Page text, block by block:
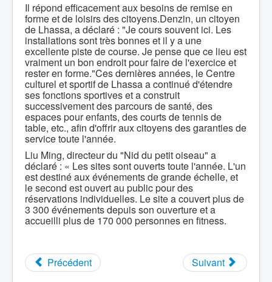
Il répond efficacement aux besoins de remise en
forme et de loisirs des citoyens.Denzin, un citoyen
de Lhassa, a déclaré : "Je cours souvent ici. Les
installations sont très bonnes et il y a une
excellente piste de course. Je pense que ce lieu est
vraiment un bon endroit pour faire de l'exercice et
rester en forme."Ces dernières années, le Centre
culturel et sportif de Lhassa a continué d'étendre
ses fonctions sportives et a construit
successivement des parcours de santé, des
espaces pour enfants, des courts de tennis de
table, etc., afin d'offrir aux citoyens des garanties de
service toute l'année.
Liu Ming, directeur du "Nid du petit oiseau" a
déclaré : « Les sites sont ouverts toute l'année. L'un
est destiné aux événements de grande échelle, et
le second est ouvert au public pour des
réservations individuelles. Le site a couvert plus de
3 300 événements depuis son ouverture et a
accueilli plus de 170 000 personnes en fitness.
Précédent Suivant